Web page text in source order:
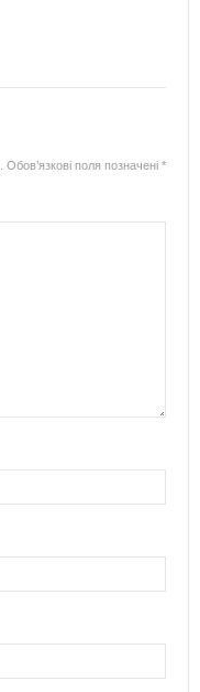
Обов’язкові поля позначені *